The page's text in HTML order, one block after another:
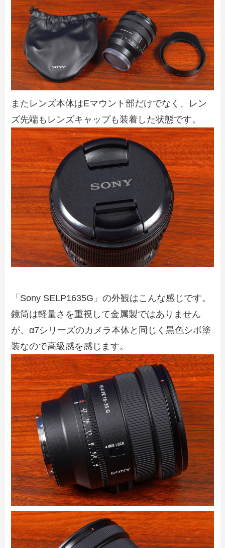
またレンズ本体はEマウント部だけでなく、レン
ズ先端もレンズキャップも装着した状態です。
「Sony SELP1635G」の外観はこんな感じです。
鏡筒は軽量さを重視して金属製ではありません
が、α7シリーズのカメラ本体と同じく黒色シボ塗
装なので高級感を感じます。